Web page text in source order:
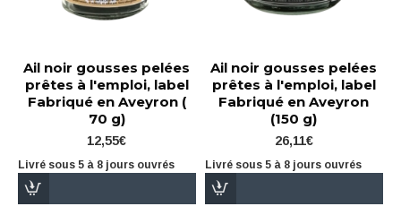
Ail noir gousses pelées
prêtes à l'emploi, label
Fabriqué en Aveyron (
70 g)
12,55€
Livré sous 5 à 8 jours ouvrés
Ail noir gousses pelées
prêtes à l'emploi, label
Fabriqué en Aveyron
(150 g)
26,11€
Livré sous 5 à 8 jours ouvrés